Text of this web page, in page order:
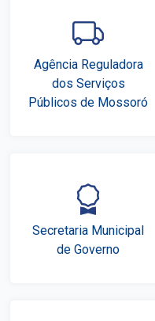
Agência Reguladora
dos Serviços
Públicos de Mossoró
Secretaria Municipal
de Governo